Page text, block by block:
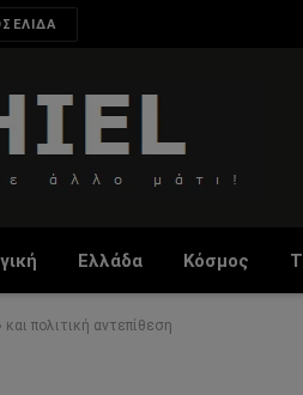
Ελλάδα Κόσμος
πολιτική αντεπίθεση